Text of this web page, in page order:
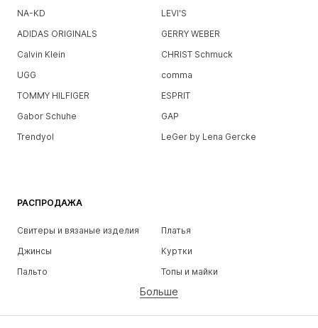
NA-KD
LEVI'S
ADIDAS ORIGINALS
GERRY WEBER
Calvin Klein
CHRIST Schmuck
UGG
comma
TOMMY HILFIGER
ESPRIT
Gabor Schuhe
GAP
Trendyol
LeGer by Lena Gercke
РАСПРОДАЖА
Свитеры и вязаные изделия
Платья
Джинсы
Куртки
Пальто
Топы и майки
Белье
Юбки
Блузки и туники
Больше